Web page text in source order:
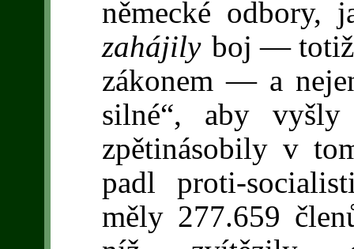
německé odbory,
zahájily boj — totiž
zákonem — a
silné“, aby
zpětinásobily v
padl proti-
měly 277.659